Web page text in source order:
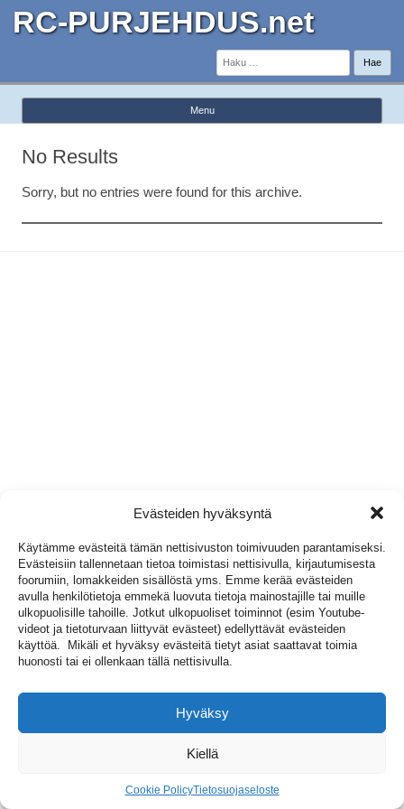
Evästeiden hyväksyntä
Käytämme evästeitä tämän nettisivuston toimivuuden parantamiseksi.
Evästeisiin tallennetaan tietoa toimistasi nettisivulla, kirjautumisesta
foorumiin, lomakkeiden sisällöstä yms. Emme kerää evästeiden
avulla henkilötietoja emmekä luovuta tietoja mainostajille tai muille
ulkopuolisille tahoille. Jotkut ulkopuoliset toiminnot (esim Youtube-
videot ja tietoturvaan liittyvät evästeet) edellyttävät evästeiden
käyttöä. Mikäli et hyväksy evästeitä tietyt asiat saattavat toimia
huonosti tai ei ollenkaan tällä nettisivulla.
Hyväksy
Kiellä
Cookie PolicyTietosuojaseloste
RC-PURJEHDUS.net
Haku:
Menu
No Results
Sorry, but no entries were found for this archive.